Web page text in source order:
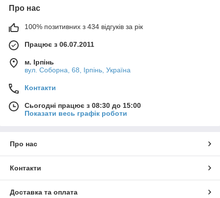
Про нас
100% позитивних з 434 відгуків за рік
Працює з 06.07.2011
м. Ірпінь
вул. Соборна, 68, Ірпінь, Україна
Контакти
Сьогодні працює з 08:30 до 15:00
Показати весь графік роботи
Про нас
Контакти
Доставка та оплата